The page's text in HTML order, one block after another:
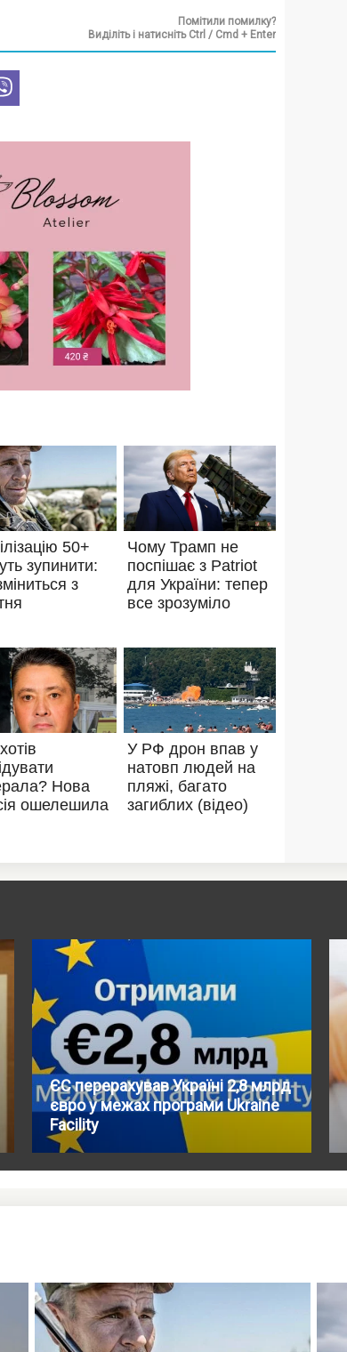
Помітили помилку?
Виділіть і натисніть Ctrl / Cmd + Enter
ЄС перерахував Україні 2,8 млрд
євро у межах програми Ukraine
Facility